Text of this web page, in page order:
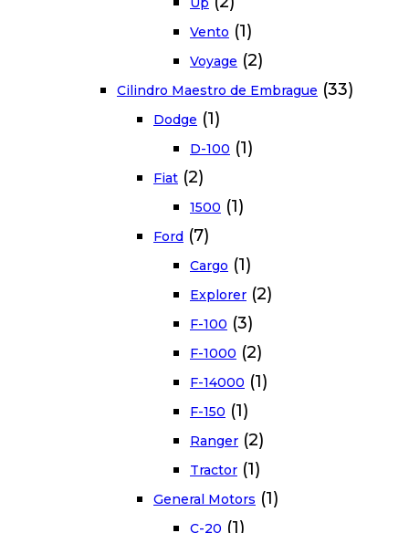
Vento (1)
Voyage (2)
Cilindro Maestro de Embrague (33)
Dodge (1)
D-100 (1)
Fiat (2)
1500 (1)
Ford (7)
Cargo (1)
Explorer (2)
F-100 (3)
F-1000 (2)
F-14000 (1)
F-150 (1)
Ranger (2)
Tractor (1)
General Motors (1)
C-20 (1)